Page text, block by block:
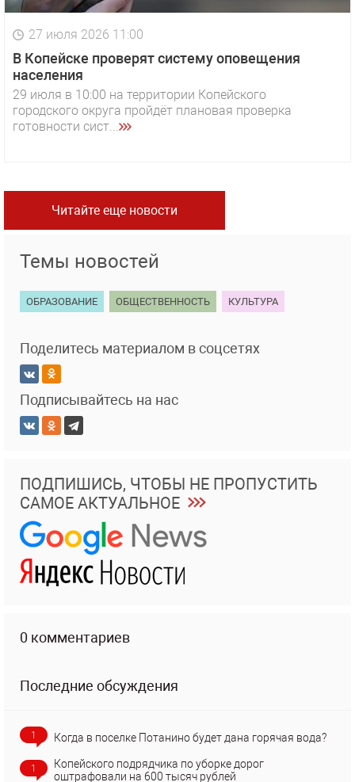
27 июля 2026 11:00
В Копейске проверят систему оповещения
населения
29 июля в 10:00 на территории Копейского
городского округа пройдёт плановая проверка
готовности сист...
Читайте еще новости
Темы новостей
ОБРАЗОВАНИЕ ОБЩЕСТВЕННОСТЬ КУЛЬТУРА
Поделитесь материалом в соцсетях
Подписывайтесь на нас
ПОДПИШИСЬ, ЧТОБЫ НЕ ПРОПУСТИТЬ
САМОЕ АКТУАЛЬНОЕ
0 комментариев
Последние обсуждения
1 Когда в поселке Потанино будет дана горячая вода?
1
Копейского подрядчика по уборке дорог
оштрафовали на 600 тысяч рублей